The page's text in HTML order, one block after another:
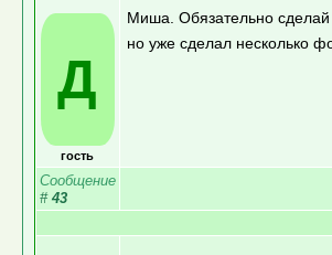
Д
гость
Миша. Обязательно
но уже сделал несколько
Сообщение
# 43